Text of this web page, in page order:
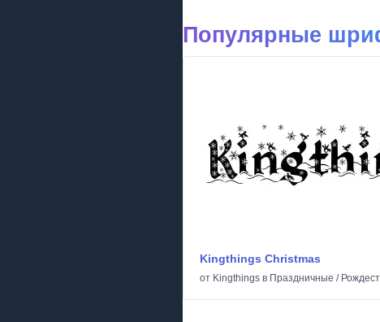
Популярные
Kingthings Christmas
от Kingthings в Праздничные /